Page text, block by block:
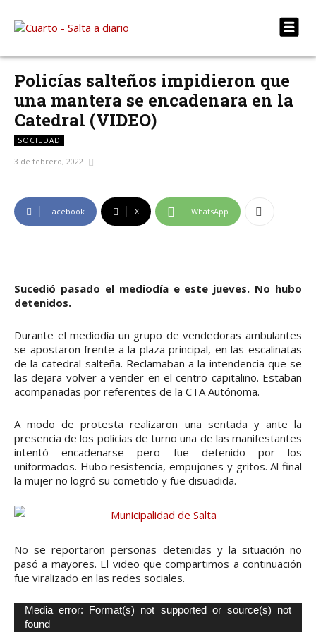
Policías salteños impidieron que
una mantera se encadenara en la
Catedral (VIDEO)
SOCIEDAD
3 de febrero, 2022
Facebook X WhatsApp
Sucedió pasado el mediodía e este jueves. No hubo
detenidos.
Durante el mediodía un grupo de vendedoras ambulantes
se apostaron frente a la plaza principal, en las escalinatas
de la catedral salteña. Reclamaban a la intendencia que se
las dejara volver a vender en el centro capitalino. Estaban
acompañadas por referentes de la CTA Autónoma.
A modo de protesta realizaron una sentada y ante la
presencia de los policías de turno una de las manifestantes
intentó encadenarse pero fue detenido por los
uniformados. Hubo resistencia, empujones y gritos. Al final
la mujer no logró su cometido y fue disuadida.
No se reportaron personas detenidas y la situación no
pasó a mayores. El video que compartimos a continuación
fue viralizado en las redes sociales.
Media error: Format(s) not supported or source(s) not
found